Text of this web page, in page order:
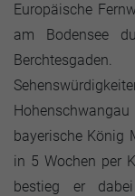
Europäische
am Bodensee
bayerische König
in 5 Wochen per
bestieg er